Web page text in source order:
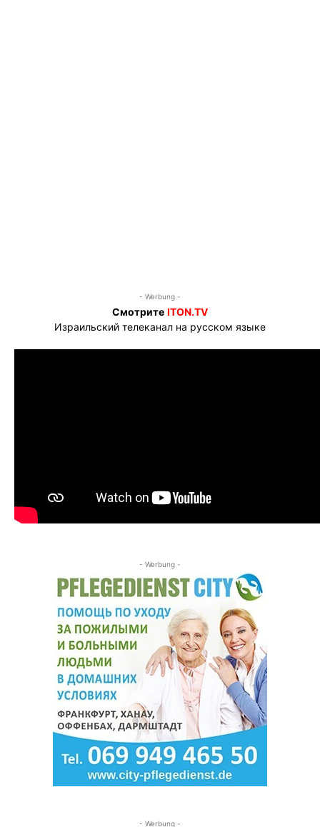
- Werbung -
Смотрите ITON.TV
Израильский телеканал на русском языке
- Werbung -
- Werbung -